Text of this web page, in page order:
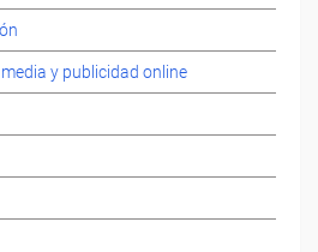
y publicidad online